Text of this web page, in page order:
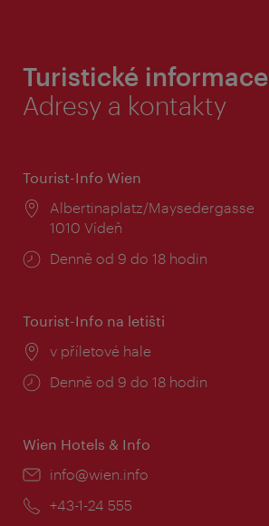
Turistické informace
Adresy a kontakty
Tourist-Info Wien
Místo:
Albertinaplatz/Maysedergasse
1010 Vídeň
Provozní
Denně od 9 do 18 hodin
Tourist-Info na letišti
Místo:
v příletové hale
Provozní
Denně od 9 do 18 hodin
Wien Hotels & Info
E-
info@wien.info
Telefon:
+43-1-24 555